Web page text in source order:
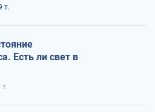
т.
Есть ли свет в